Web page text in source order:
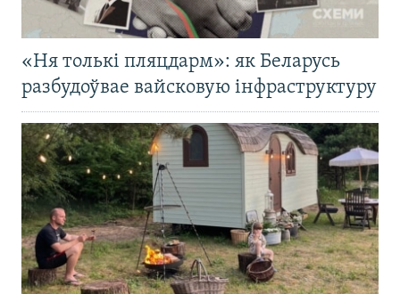
«Ня толькі пляцдарм»: як Беларусь
разбудоўвае вайсковую інфраструктуру